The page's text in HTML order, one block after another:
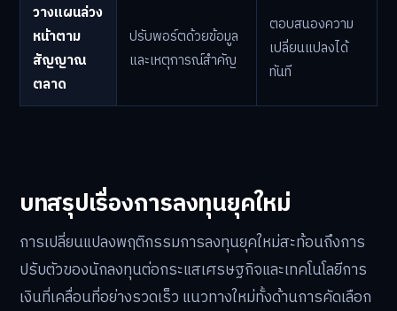
วางแผนล่วง
หน้าตาม
สัญญาณ
ตลาด
ปรับพอร์ตด้วยข้อมูล
และเหตุการณ์สำคัญ
ตอบสนองความ
เปลี่ยนแปลงได้
ทันที
บทสรุปเรื่องการลงทุนยุคใหม่
การเปลี่ยนแปลงพฤติกรรมการลงทุนยุคใหม่สะท้อนถึงการ
ปรับตัวของนักลงทุนต่อกระแสเศรษฐกิจและเทคโนโลยีการ
เงินที่เคลื่อนที่อย่างรวดเร็ว แนวทางใหม่ทั้งด้านการคัดเลือก